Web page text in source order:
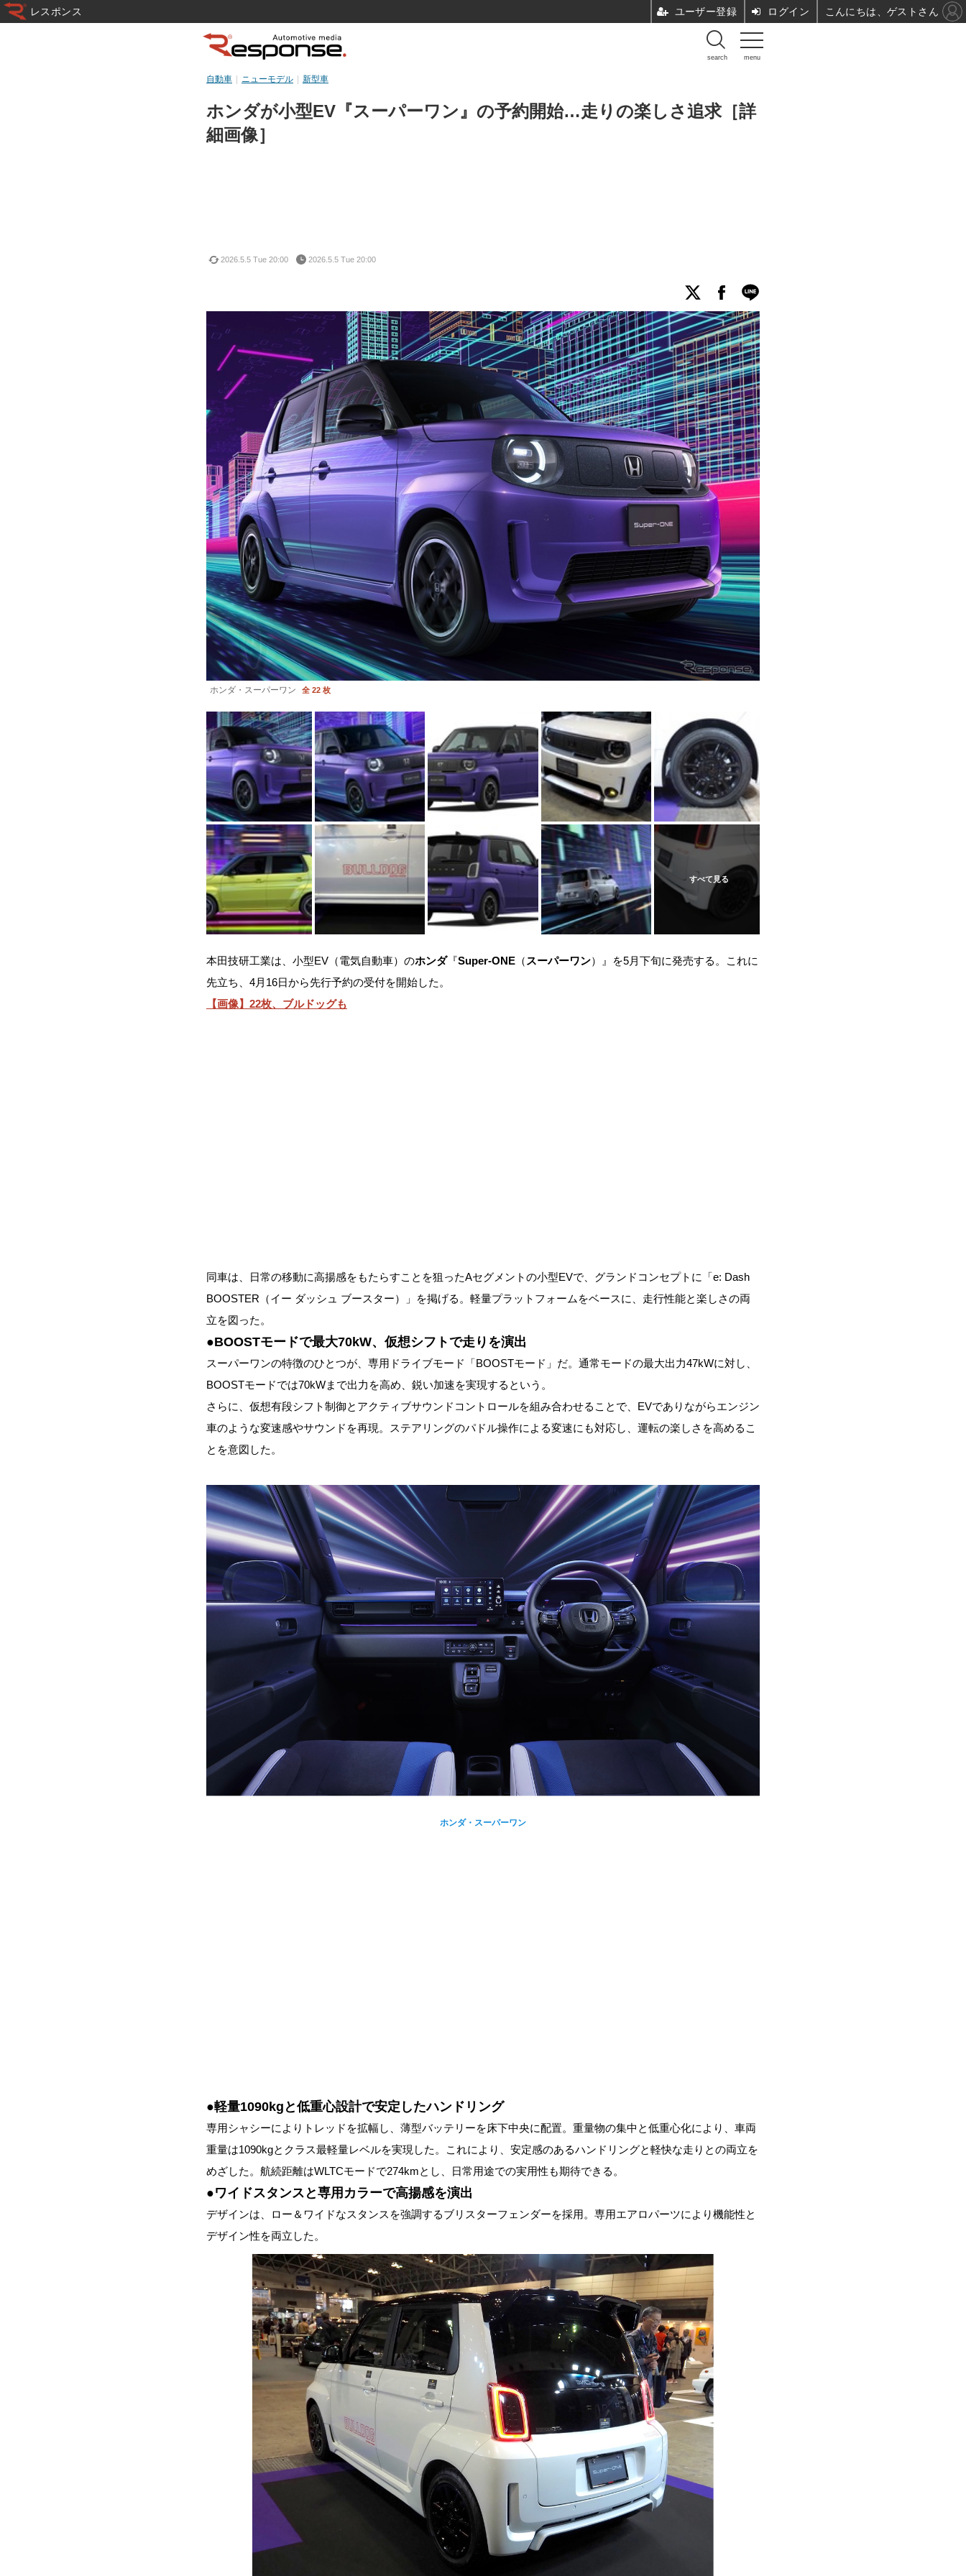
menu
search
ホンダが小型EV『スーパーワン』の予約開始…走りの楽しさ追求［詳
細画像］
自動車 ニューモデル 新型車
2026.5.5 Tue 20:00 2026.5.5 Tue 20:00
ホンダ・スーパーワン 全 22 枚
本田技研工業は、小型EV（電気自動車）のホンダ『Super-ONE （ スーパーワン）』を5月下旬に発売する。これに
先立ち、4月16日から先行予約の受付を開始した。
【画像】22枚、ブルドッグも
同車は、日常の移動に高揚感をもたらすことを狙ったAセグメントの小型EVで、グランドコンセプトに「e: Dash
BOOSTER（イー ダッシュ ブースター）」を掲げる。軽量プラットフォームをベースに、走行性能と楽しさの両
立を図った。
●BOOSTモードで最大70kW、仮想シフトで走りを演出
スーパーワンの特徴のひとつが、専用ドライブモード「BOOSTモード」だ。通常モードの最大出力47kWに対し、
BOOSTモードでは70kWまで出力を高め、鋭い加速を実現するという。
さらに、仮想有段シフト制御とアクティブサウンドコントロールを組み合わせることで、EVでありながらエンジン
車のような変速感やサウンドを再現。ステアリングのパドル操作による変速にも対応し、運転の楽しさを高めるこ
とを意図した。
ホンダ・スーパーワン
●軽量1090kgと低重心設計で安定したハンドリング
専用シャシーによりトレッドを拡幅し、薄型バッテリーを床下中央に配置。重量物の集中と低重心化により、車両
重量は1090kgとクラス最軽量レベルを実現した。これにより、安定感のあるハンドリングと軽快な走りとの両立を
めざした。航続距離はWLTCモードで274kmとし、日常用途での実用性も期待できる。
●ワイドスタンスと専用カラーで高揚感を演出
デザインは、ロー＆ワイドなスタンスを強調するブリスターフェンダーを採用。専用エアロパーツにより機能性と
デザイン性を両立した。
レスポンス ユーザー登録 ログイン こんにちは、ゲストさん